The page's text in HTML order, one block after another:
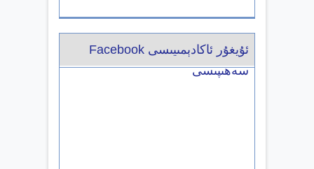
ئۇيغۇر ئاكادېمىيىسى Facebook
سەھىپىسى